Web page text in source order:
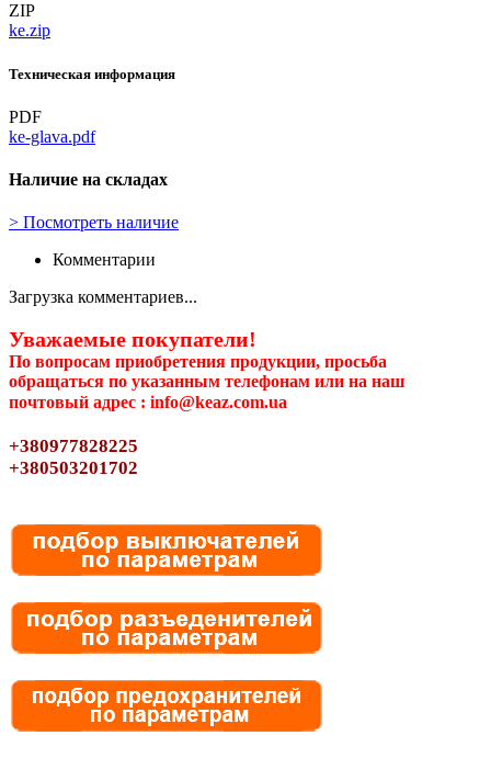
ZIP
ke.zip
Техническая информация
PDF
ke-glava.pdf
Наличие на складах
> Посмотреть наличие
Комментарии
Загрузка комментариев...
Уважаемые покупатели!
По вопросам приобретения продукции, просьба
обращаться по указанным телефонам или на наш
почтовый адрес : info@keaz.com.ua
+380977828225
+380503201702